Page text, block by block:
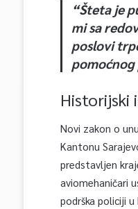
“Šteta je
mi sa
poslovi
Historijski
Novi zakon o
Kantonu
predstavljen
aviomehaničari
podrška policiji u